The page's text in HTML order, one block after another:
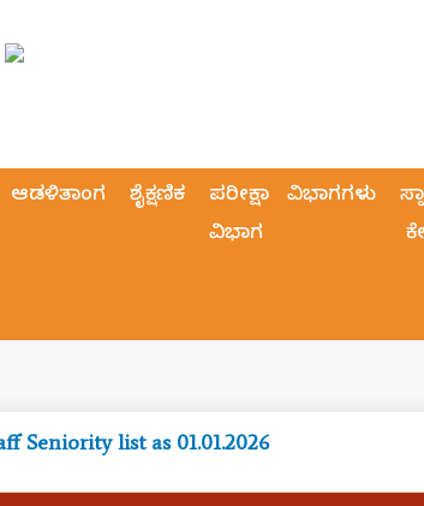
ಆಡಳಿತಾಂಗ ಶೈಕ್ಷಣಿಕ
ಪರೀಕ್ಷಾ
ವಿಭಾಗ
ವಿಭಾಗಗಳು
Seniority list as 01.01.2026